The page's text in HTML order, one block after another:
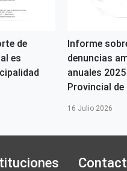
de
es
Informe
denuncias
anuales
Provincial de
16 Julio 2026